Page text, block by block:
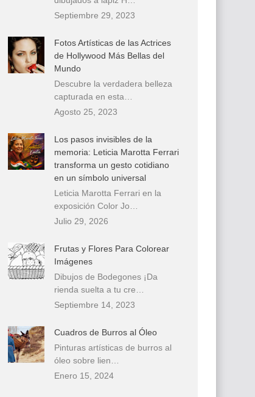
Septiembre 29, 2023
Fotos Artísticas de las Actrices
de Hollywood Más Bellas del
Mundo
Descubre la verdadera belleza
capturada en esta…
Agosto 25, 2023
Los pasos invisibles de la
memoria: Leticia Marotta Ferrari
transforma un gesto cotidiano
en un símbolo universal
Leticia Marotta Ferrari en la
exposición Color Jo…
Julio 29, 2026
Frutas y Flores Para Colorear
Imágenes
Dibujos de Bodegones ¡Da
rienda suelta a tu cre…
Septiembre 14, 2023
Cuadros de Burros al Óleo
Pinturas artísticas de burros al
óleo sobre lien…
Enero 15, 2024